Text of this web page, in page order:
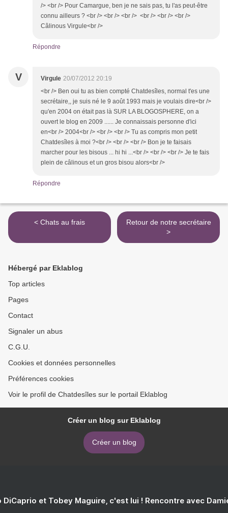
/> <br /> Pour Camargue, ben je ne sais pas, tu l'as peut-être
connu ailleurs ? <br /> <br /> <br /> <br /> <br /> <br />
Câlinous Virgule<br />
Répondre
V Virgule 20/07/2012 20:19
<br /> Ben oui tu as bien compté Chatdesîles, normal t'es une
secrétaire,, je suis né le 9 août 1993 mais je voulais dire<br />
qu'en 2004 on était pas là SUR LA BLOGOSPHERE, on a
ouvert le blog en 2009 ...... Je connaissais personne d'ici
en<br /> 2004<br /> <br /> <br /> Tu as compris mon petit
Chatdesîles à moi ?<br /> <br /> <br /> Bon je te faisais
marcher pour les bisous ... hi hi ...<br /> <br /> <br /> Je te fais
plein de câlinous et un gros bisou alors<br />
Répondre
< Chats au frais
Retour de notre secrétaire
>
Hébergé par Eklablog
Top articles
Pages
Contact
Signaler un abus
C.G.U.
Cookies et données personnelles
Préférences cookies
Voir le profil de Chatdesîles sur le portail Eklablog
Créer un blog sur Eklablog
Créer un blog
DiCaprio et Tobey Maguire, c'est lui ! Rencontre avec